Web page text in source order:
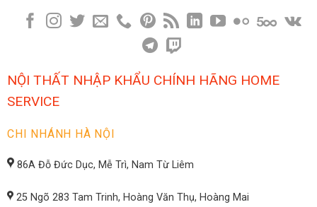
NỘI THẤT NHẬP KHẨU CHÍNH HÃNG HOME
SERVICE
CHI NHÁNH HÀ NỘI
86A Đỗ Đức Dục, Mễ Trì, Nam Từ Liêm
25 Ngõ 283 Tam Trinh, Hoàng Văn Thụ, Hoàng Mai